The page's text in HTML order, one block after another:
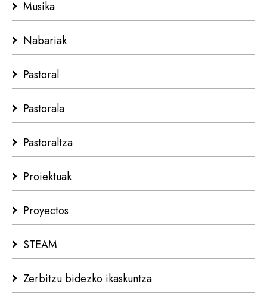
Musika
Nabariak
Pastoral
Pastorala
Pastoraltza
Proiektuak
Proyectos
STEAM
Zerbitzu bidezko ikaskuntza